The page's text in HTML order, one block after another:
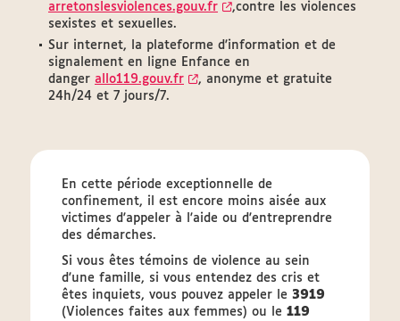
arretonslesviolences.gouv.fr
,contre les violences
sexistes et sexuelles.
Sur internet, la plateforme d'information et de
signalement en ligne Enfance en
danger allo119.gouv.fr
, anonyme et gratuite
24h/24 et 7 jours/7.
En cette période exceptionnelle de
confinement, il est encore moins aisée aux
victimes d'appeler à l'aide ou d'entreprendre
des démarches.
Si vous êtes témoins de violence au sein
d'une famille, si vous entendez des cris et
êtes inquiets, vous pouvez appeler le 3919
(Violences faites aux femmes) ou le 119